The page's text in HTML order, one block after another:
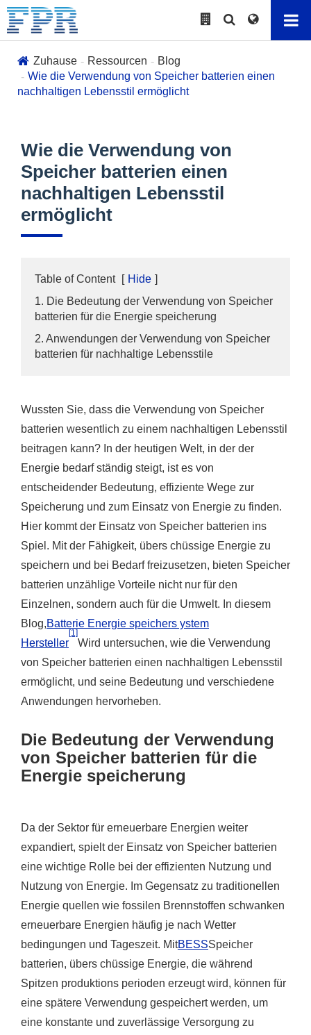
Zuhause Ressourcen
Blog
Wie die Verwendung von Speicher batterien einen
nachhaltigen Lebensstil ermöglicht
Wie die Verwendung von
Speicher batterien einen
nachhaltigen Lebensstil
ermöglicht
Table of Content [ Hide ]
1. Die Bedeutung der Verwendung von Speicher
batterien für die Energie speicherung
2. Anwendungen der Verwendung von Speicher
batterien für nachhaltige Lebensstile
Wussten Sie, dass die Verwendung von Speicher
batterien wesentlich zu einem nachhaltigen Lebensstil
beitragen kann? In der heutigen Welt, in der der
Energie bedarf ständig steigt, ist es von
entscheidender Bedeutung, effiziente Wege zur
Speicherung und zum Einsatz von Energie zu finden.
Hier kommt der Einsatz von Speicher batterien ins
Spiel. Mit der Fähigkeit, übers chüssige Energie zu
speichern und bei Bedarf freizusetzen, bieten Speicher
batterien unzählige Vorteile nicht nur für den
Einzelnen, sondern auch für die Umwelt. In diesem
Blog,Batterie Energie speichers ystem
Hersteller
[1]
Wird untersuchen, wie die Verwendung
von Speicher batterien einen nachhaltigen Lebensstil
ermöglicht, und seine Bedeutung und verschiedene
Anwendungen hervorheben.
Die Bedeutung der Verwendung
von Speicher batterien für die
Energie speicherung
Da der Sektor für erneuerbare Energien weiter
expandiert, spielt der Einsatz von Speicher batterien
eine wichtige Rolle bei der effizienten Nutzung und
Nutzung von Energie. Im Gegensatz zu traditionellen
Energie quellen wie fossilen Brennstoffen schwanken
erneuerbare Energien häufig je nach Wetter
bedingungen und Tageszeit. MitBESSSpeicher
batterien, übers chüssige Energie, die während
Spitzen produktions perioden erzeugt wird, können für
eine spätere Verwendung gespeichert werden, um
eine konstante und zuverlässige Versorgung zu